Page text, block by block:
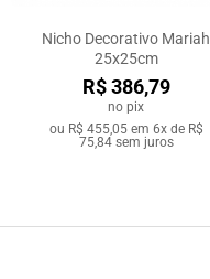
Nicho Decorativo Mariah
25x25cm
R$ 386,79
no pix
ou R$ 455,05em 6x de R$
75,84 sem juros